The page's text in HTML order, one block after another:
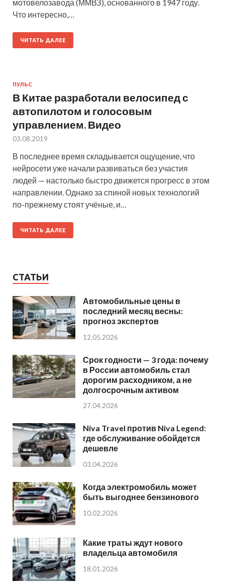
мотовелозавода (ММВЗ), основанного в 1947 году.
Что интересно,…
ЧИТАТЬ ДАЛЕЕ
ПУЛЬС
В Китае разработали велосипед с
автопилотом и голосовым
управлением. Видео
03.08.2019
В последнее время складывается ощущение, что
нейросети уже начали развиваться без участия
людей — настолько быстро движется прогресс в этом
направлении. Однако за спиной новых технологий
по-прежнему стоят учёные, и…
ЧИТАТЬ ДАЛЕЕ
СТАТЬИ
Автомобильные цены в
последний месяц весны:
прогноз экспертов
12.05.2026
Срок годности — 3 года: почему
в России автомобиль стал
дорогим расходником, а не
долгосрочным активом
27.04.2026
Niva Travel против Niva Legend:
где обслуживание обойдется
дешевле
03.04.2026
Когда электромобиль может
быть выгоднее бензинового
10.02.2026
Какие траты ждут нового
владельца автомобиля
18.01.2026